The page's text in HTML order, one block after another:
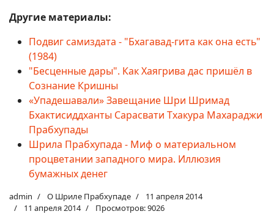
Другие материалы:
Подвиг самиздата - "Бхагавад-гита как она есть"
(1984)
"Бесценные дары". Как Хаягрива дас пришёл в
Сознание Кришны
«Упадешавали» Завещание Шри Шримад
Бхактисиддханты Сарасвати Тхакура Махараджи
Прабхупады
Шрила Прабхупада - Миф о материальном
процветании западного мира. Иллюзия
бумажных денег
admin О Шриле Прабхупаде
11 апреля 2014
11 апреля 2014
Просмотров: 9026